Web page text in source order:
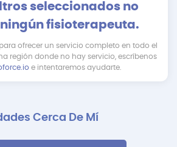
seleccionados no
fisioterapeuta.
ofrecer un servicio completo en todo el
región donde no hay servicio, escríbenos
e intentaremos ayudarte.
Cerca De Mí